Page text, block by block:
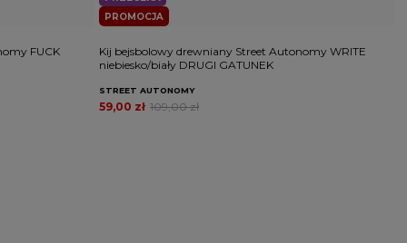
FUCK
PROMOCJA
Kij bejsbolowy drewniany Street Autonomy WRITE
niebiesko/biały DRUGI GATUNEK
STREET AUTONOMY
109,00 zł
59,00 zł